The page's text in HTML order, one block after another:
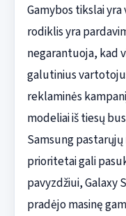
Gamybos tikslai
rodiklis yra
negarantuoja, kad
galutinius
reklaminės
modeliai iš tiesų
Samsung
prioritetai gali
pavyzdžiui, Galaxy
pradėjo masinę